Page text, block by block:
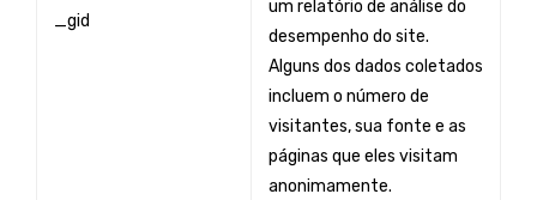
_gid
um relatório de análise do
desempenho do site.
Alguns dos dados coletados
incluem o número de
visitantes, sua fonte e as
páginas que eles visitam
anonimamente.